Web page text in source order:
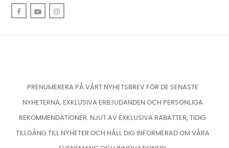
FacebookYouTube
PRENUMERERA PÅ VÅRT NYHETSBREV FÖR DE SENASTE
NYHETERNA, EXKLUSIVA ERBJUDANDEN OCH PERSONLIGA
REKOMMENDATIONER. NJUT AV EXKLUSIVA RABATTER, TIDIG
TILLGÅNG TILL NYHETER OCH HÅLL DIG INFORMERAD OM VÅRA